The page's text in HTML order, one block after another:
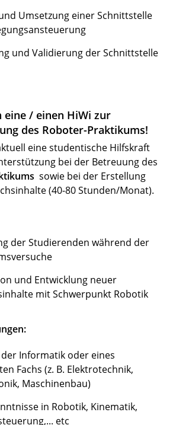
Umsetzung einer Schnittstelle
und Validierung der Schnittstelle
eine / einen HiWi zur
des Roboter-Praktikums!
eine studentische Hilfskraft
bei der Betreuung des
sowie bei der Erstellung
(40-80 Stunden/Monat).
der Studierenden während der
und Entwicklung neuer
mit Schwerpunkt Robotik
Informatik oder eines
Fachs (z. B. Elektrotechnik,
Maschinenbau)
in Robotik, Kinematik,
etc